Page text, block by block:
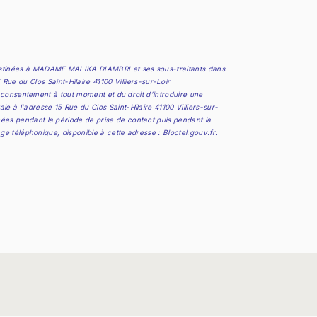
à MADAME MALIKA DIAMBRI et ses sous-traitants dans
du Clos Saint-Hilaire 41100 Villiers-sur-Loir
à tout moment et du droit d’introduire une
à l'adresse 15 Rue du Clos Saint-Hilaire 41100 Villiers-sur-
pendant la période de prise de contact puis pendant la
téléphonique, disponible à cette adresse : Bloctel.gouv.fr.